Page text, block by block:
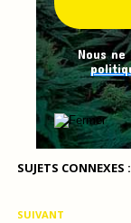
Nous ne
SUJETS CONNEXES :
SUIVANT